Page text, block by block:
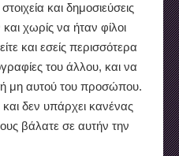
και δημοσιεύσεις
χωρίς να ήταν φίλοι
και εσείς περισσότερα
του άλλου, και να
μη αυτού του προσώπου.
δεν υπάρχει κανένας
βάλατε σε αυτήν την